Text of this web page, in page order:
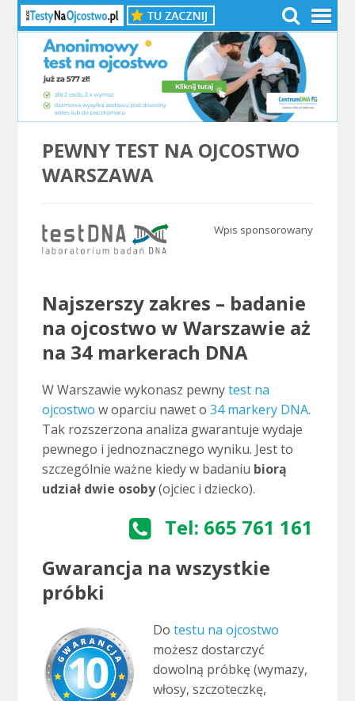
PEWNY TEST NA OJCOSTWO
WARSZAWA
Wpis sponsorowany
Najszerszy zakres – badanie
na ojcostwo w Warszawie aż
na 34 markerach DNA
W Warszawie wykonasz pewnytest na
ojcostwo w oparciu nawet o 34 markery DNA.
Tak rozszerzona analiza gwarantuje wydaje
pewnego i jednoznacznego wyniku. Jest to
szczególnie ważne kiedy w badaniu biorą
udział dwie osoby(ojciec i dziecko).
Tel: 665 761 161
Gwarancja na wszystkie
próbki
Do testu na ojcostwo
możesz dostarczyć
dowolną próbkę (wymazy,
włosy, szczoteczkę,